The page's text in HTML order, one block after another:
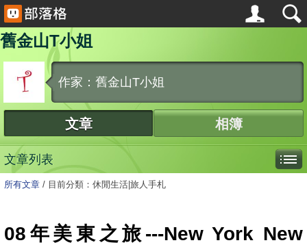
舊金山T小姐
作家：舊金山T小姐
文章 相簿
文章列表
所有文章 / 目前分類：休閒生活|旅人手札
08年美東之旅---New York New